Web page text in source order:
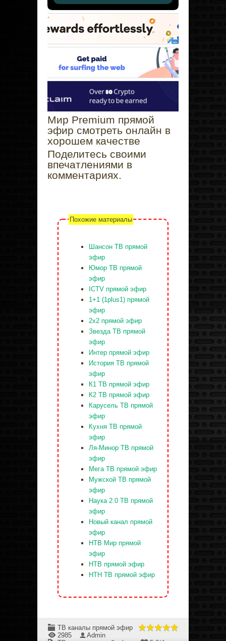
Мир Premium прямой
эфир смотреть онлайн в
хорошем качестве
Поделитесь своими
впечатлениями в
комментариях.
Похожие материалы
Шансон ТВ прямой
эфир
Юмор ТВ прямой
эфир
ICTV прямой эфир
1+1 (1plus1) прямой
эфир
2x2 прямой эфир
Звезда ТВ прямой
эфир
Интер прямой эфир
История ТВ прямой
эфир
К1 ТВ прямой эфир
К2 ТВ прямой эфир
Карусель ТВ прямой
эфир
Кухня ТВ прямой
эфир
Ля-Минор ТВ прямой
эфир
Мега ТВ прямой эфир
Мужской ТВ прямой
эфир
Наука 2.0 ТВ прямой
эфир
Новый канал прямой
эфир
НТВ Мир прямой
эфир
НТВ прямой эфир
НТН ТВ прямой эфир
ТВ каналы прямой эфир
2985
Admin